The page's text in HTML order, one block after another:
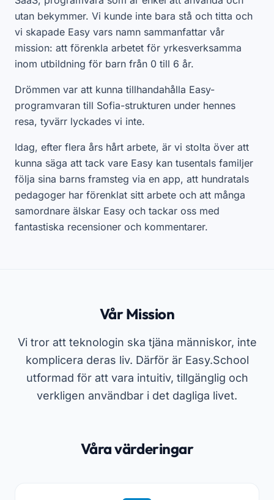
utan bekymmer. Vi kunde inte bara stå och titta och
vi skapade Easy vars namn sammanfattar vår
mission: att förenkla arbetet för yrkesverksamma
inom utbildning för barn från 0 till 6 år.
Drömmen var att kunna tillhandahålla Easy-
programvaran till Sofia-strukturen under hennes
resa, tyvärr lyckades vi inte.
Idag, efter flera års hårt arbete, är vi stolta över att
kunna säga att tack vare Easy kan tusentals familjer
följa sina barns framsteg via en app, att hundratals
pedagoger har förenklat sitt arbete och att många
samordnare älskar Easy och tackar oss med
fantastiska recensioner och kommentarer.
Vår Mission
Vi tror att teknologin ska tjäna människor, inte
komplicera deras liv. Därför är Easy.School
utformad för att vara intuitiv, tillgänglig och
verkligen användbar i det dagliga livet.
Våra värderingar